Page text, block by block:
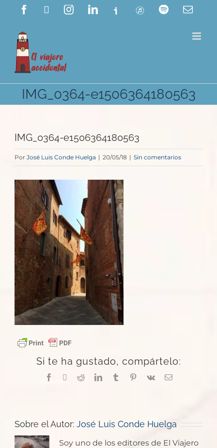
contenido
Facebook InstagramLinkedIn
Ivoox ITunes Spotify
IMG_0364-e1506364180563
IMG_0364-e1506364180563
Por José Luis Conde Huelga | 20/05/18 | Sin comentarios
Si te ha gustado, compártelo:
Facebook RedditLinkedInTumblrPinterest
Vk
Correo
Sobre el Autor: José Luis Conde Huelga
Soy uno de los editores de El Viajero